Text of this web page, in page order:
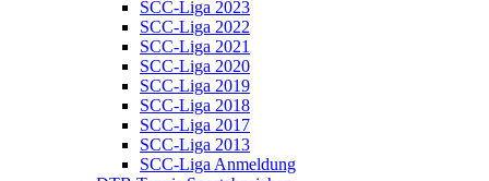
SCC-Liga 2023
SCC-Liga 2022
SCC-Liga 2021
SCC-Liga 2020
SCC-Liga 2019
SCC-Liga 2018
SCC-Liga 2017
SCC-Liga 2013
SCC-Liga Anmeldung